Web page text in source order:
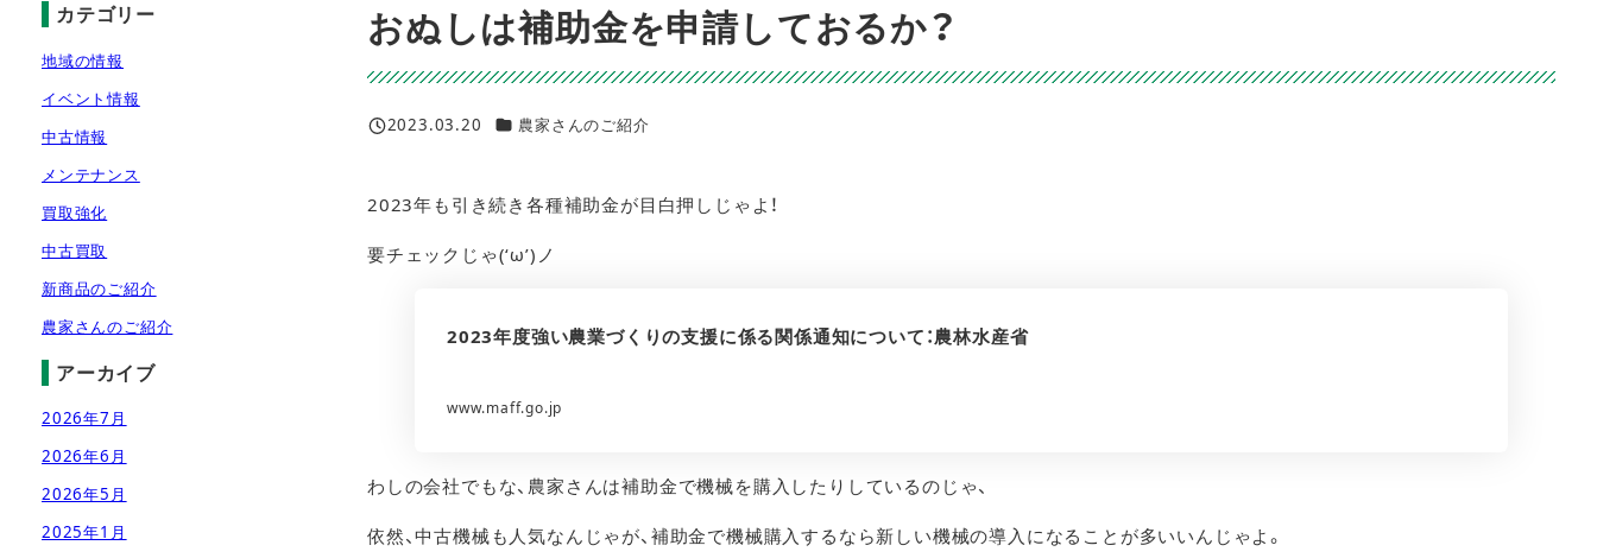
おぬしは補助金を申請しておるか？
投稿日
2023.03.20 カテゴリー
農家さんのご紹介
2023年も引き続き各種補助金が目白押しじゃよ！
要チェックじゃ(‘ω’)ノ
2023年度強い農業づくりの支援に係る関係通知について：農林水産省
www.maff.go.jp
わしの会社でもな、農家さんは補助金で機械を購入したりしているのじゃ、
依然、中古機械も人気なんじゃが、補助金で機械購入するなら新しい機械の導入になることが多いいんじゃよ。
カテゴリー
地域の情報
イベント情報
中古情報
メンテナンス
買取強化
中古買取
新商品のご紹介
農家さんのご紹介
アーカイブ
2026年7月
2026年6月
2026年5月
2025年1月